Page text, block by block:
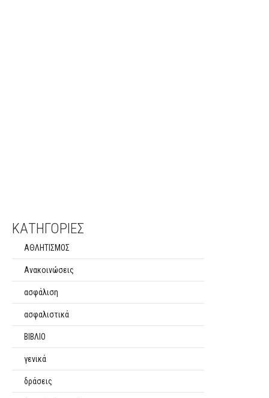
ΚΑΤΗΓΟΡΙΕΣ
ΑΘΛΗΤΙΣΜΟΣ
Ανακοινώσεις
ασφάλιση
ασφαλιστικά
ΒΙΒΛΙΟ
γενικά
δράσεις